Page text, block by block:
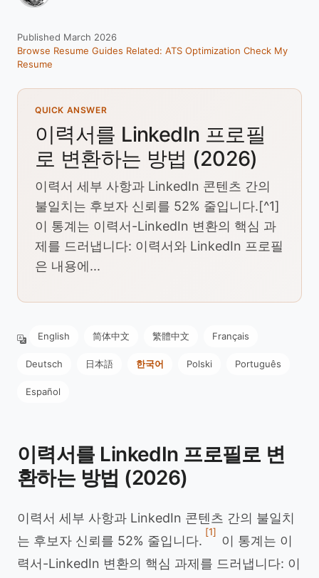
Published March 2026
Browse Resume Guides Related: ATS Optimization Check My
Resume
QUICK ANSWER
이력서를 LinkedIn 프로필
로 변환하는 방법 (2026)
이력서 세부 사항과 LinkedIn 콘텐츠 간의
불일치는 후보자 신뢰를 52% 줄입니다.[^1]
이 통계는 이력서-LinkedIn 변환의 핵심 과
제를 드러냅니다: 이력서와 LinkedIn 프로필
은 내용에...
English 简体中文 繁體中文 Français
Deutsch 日本語 한국어 Polski Português
Español
이력서를 LinkedIn 프로필로 변
환하는 방법 (2026)
이력서 세부 사항과 LinkedIn 콘텐츠 간의 불일치
는 후보자 신뢰를 52% 줄입니다.
[1]
이 통계는 이
력서-LinkedIn 변환의 핵심 과제를 드러냅니다: 이